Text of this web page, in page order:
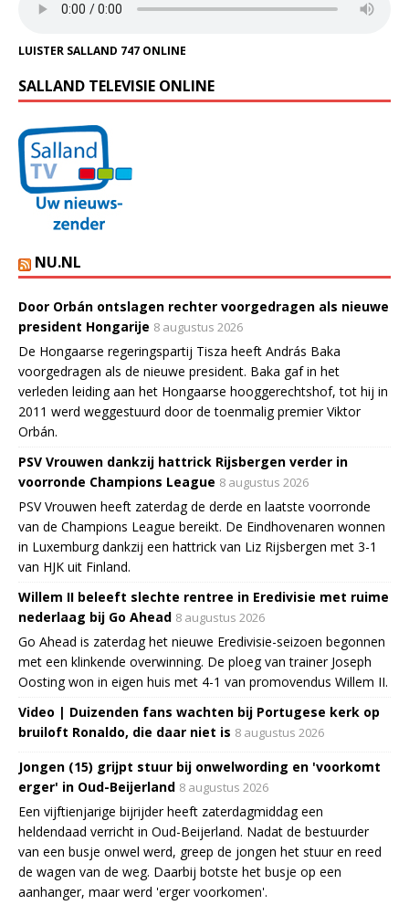
LUISTER SALLAND 747 ONLINE
SALLAND TELEVISIE ONLINE
NU.NL
Door Orbán ontslagen rechter voorgedragen als nieuwe
president Hongarije 8 augustus 2026
De Hongaarse regeringspartij Tisza heeft András Baka
voorgedragen als de nieuwe president. Baka gaf in het
verleden leiding aan het Hongaarse hooggerechtshof, tot hij in
2011 werd weggestuurd door de toenmalig premier Viktor
Orbán.
PSV Vrouwen dankzij hattrick Rijsbergen verder in
voorronde Champions League 8 augustus 2026
PSV Vrouwen heeft zaterdag de derde en laatste voorronde
van de Champions League bereikt. De Eindhovenaren wonnen
in Luxemburg dankzij een hattrick van Liz Rijsbergen met 3-1
van HJK uit Finland.
Willem II beleeft slechte rentree in Eredivisie met ruime
nederlaag bij Go Ahead 8 augustus 2026
Go Ahead is zaterdag het nieuwe Eredivisie-seizoen begonnen
met een klinkende overwinning. De ploeg van trainer Joseph
Oosting won in eigen huis met 4-1 van promovendus Willem II.
Video | Duizenden fans wachten bij Portugese kerk op
bruiloft Ronaldo, die daar niet is 8 augustus 2026
Jongen (15) grijpt stuur bij onwelwording en 'voorkomt
erger' in Oud-Beijerland 8 augustus 2026
Een vijftienjarige bijrijder heeft zaterdagmiddag een
heldendaad verricht in Oud-Beijerland. Nadat de bestuurder
van een busje onwel werd, greep de jongen het stuur en reed
de wagen van de weg. Daarbij botste het busje op een
aanhanger, maar werd 'erger voorkomen'.